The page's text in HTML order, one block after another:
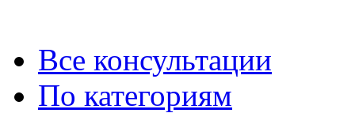
Все консультации
По категориям